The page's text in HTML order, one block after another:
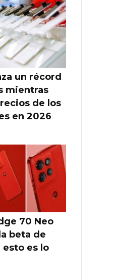
un récord
mientras
de los
en 2026
70 Neo
beta de
esto es lo